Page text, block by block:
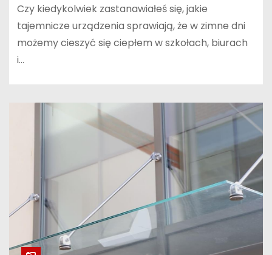
Czy kiedykolwiek zastanawiałeś się, jakie
tajemnicze urządzenia sprawiają, że w zimne dni
możemy cieszyć się ciepłem w szkołach, biurach
i…